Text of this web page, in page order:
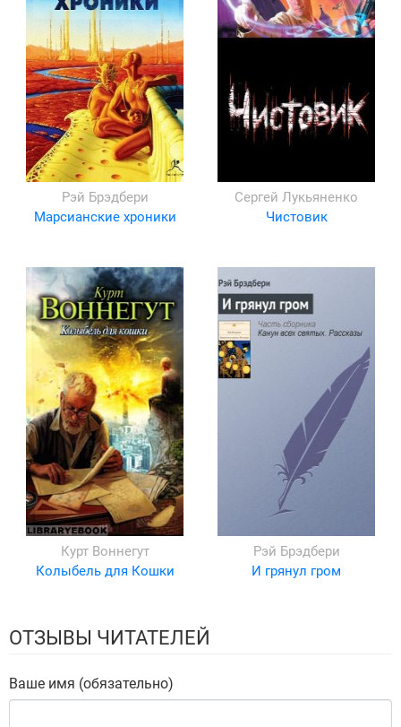
Рэй Брэдбери
Марсианские хроники
Сергей Лукьяненко
Чистовик
Курт Воннегут
Колыбель для Кошки
Рэй Брэдбери
И грянул гром
ОТЗЫВЫ ЧИТАТЕЛЕЙ
Ваше имя (обязательно)